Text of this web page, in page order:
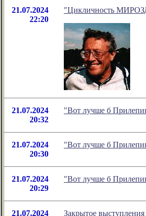
21.07.2024
22:20
"Цикличность
21.07.2024
20:32
"Вот лучше б
21.07.2024
20:30
"Вот лучше б
21.07.2024
20:29
"Вот лучше б
21.07.2024 Закрытое